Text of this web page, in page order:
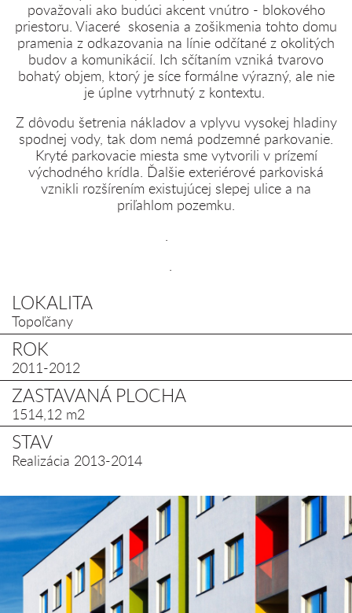
považovali ako budúci akcent vnútro - blokového
priestoru. Viaceré skosenia a zošikmenia tohto domu
pramenia z odkazovania na línie odčítané z okolitých
budov a komunikácií. Ich sčítaním vzniká tvarovo
bohatý objem, ktorý je síce formálne výrazný, ale nie
je úplne vytrhnutý z kontextu.
Z dôvodu šetrenia nákladov a vplyvu vysokej hladiny
spodnej vody, tak dom nemá podzemné parkovanie.
Kryté parkovacie miesta sme vytvorili v prízemí
východného krídla. Ďalšie exteriérové parkoviská
vznikli rozšírením existujúcej slepej ulice a na
priľahlom pozemku.
.
LOKALITA
Topoľčany
ROK
2011-2012
ZASTAVANÁ PLOCHA
1514,12 m2
STAV
Realizácia 2013-2014